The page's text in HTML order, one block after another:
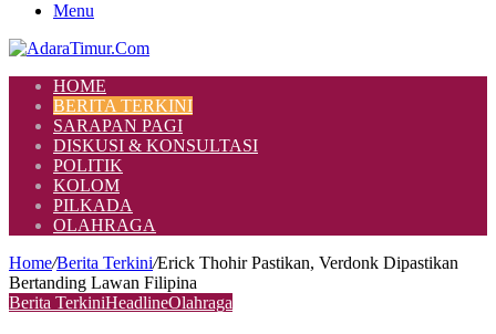
Menu
HOME
BERITA TERKINI
SARAPAN PAGI
DISKUSI & KONSULTASI
POLITIK
KOLOM
PILKADA
OLAHRAGA
Home/Berita Terkini/Erick Thohir Pastikan, Verdonk Dipastikan
Bertanding Lawan Filipina
Berita TerkiniHeadlineOlahraga